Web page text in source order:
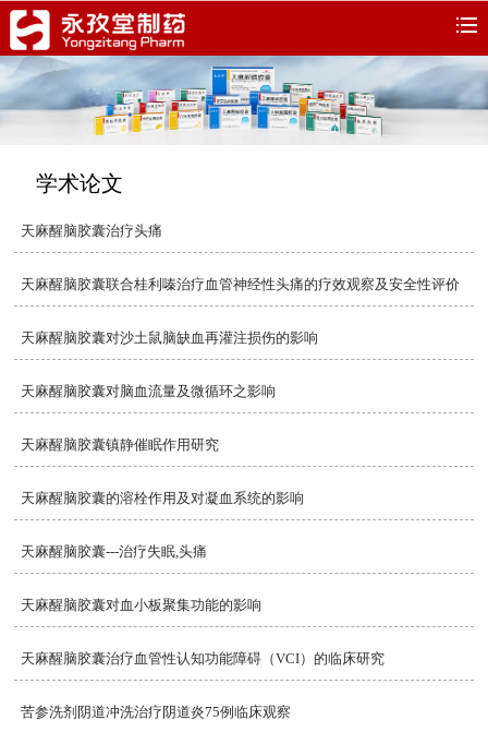
学术论文
天麻醒脑胶囊治疗头痛
天麻醒脑胶囊联合桂利嗪治疗血管神经性头痛的疗效观察及安全性评价
天麻醒脑胶囊对沙土鼠脑缺血再灌注损伤的影响
天麻醒脑胶囊对脑血流量及微循环之影响
天麻醒脑胶囊镇静催眠作用研究
天麻醒脑胶囊的溶栓作用及对凝血系统的影响
天麻醒脑胶囊---治疗失眠,头痛
天麻醒脑胶囊对血小板聚集功能的影响
天麻醒脑胶囊治疗血管性认知功能障碍（VCI）的临床研究
苦参洗剂阴道冲洗治疗阴道炎75例临床观察